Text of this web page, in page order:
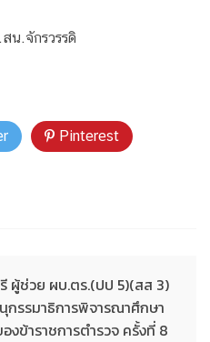
น.จักรวรรดิ
Pinterest
ผู้ช่วย ผบ.ตร.(ปป 5)(สส 3)
กรรมาธิการพิจารณาศึกษา
งข้าราชการตำรวจ ครั้งที่ 8